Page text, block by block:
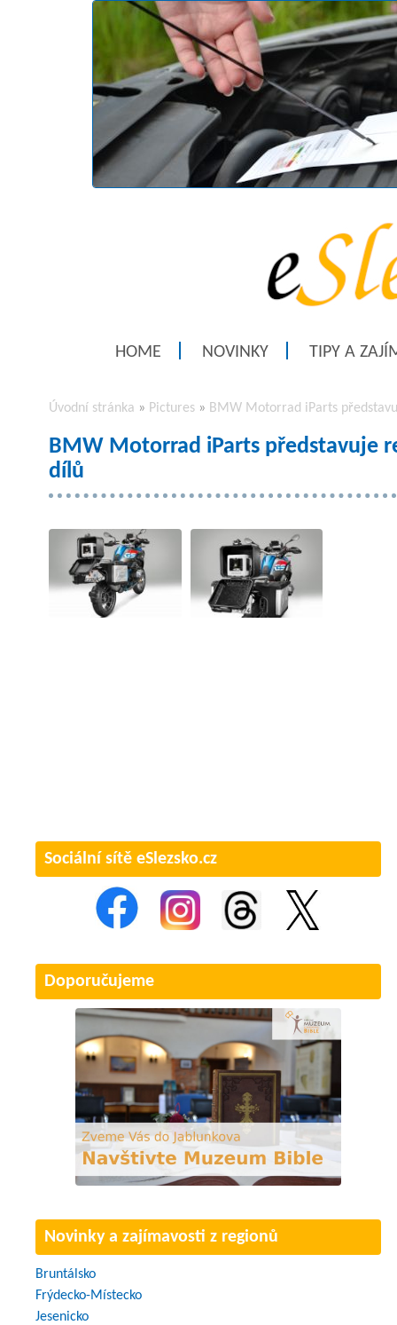
HOME NOVINKY TIPY A
Úvodní stránka » Pictures » BMW Motorrad iParts
BMW Motorrad iParts představuje
dílů
Sociální sítě eSlezsko.cz
Doporučujeme
Novinky a zajímavosti z regionů
Bruntálsko
Frýdecko-Místecko
Jesenicko